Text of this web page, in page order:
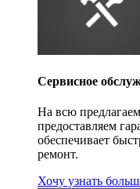
Сервисное
На всю
предоставляем
обеспечивает
ремонт.
Хочу узнать